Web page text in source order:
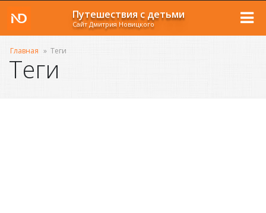
Путешествия с детьми
Сайт Дмитрия Новицкого
Главная » Теги
Теги